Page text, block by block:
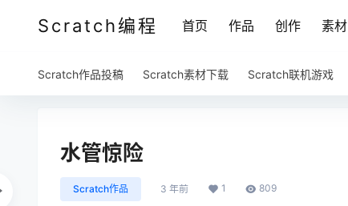
Scratch编程 首页 作品 创作 素材
Scratch作品投稿 Scratch素材下载 Scratch联机游戏
水管惊险
Scratch作品 3 年前 1 809